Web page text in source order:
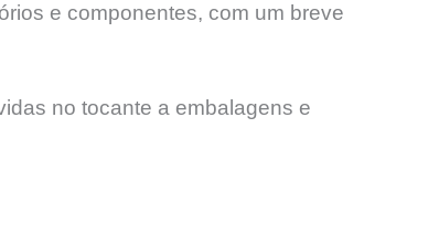
e componentes, com um breve
no tocante a embalagens e